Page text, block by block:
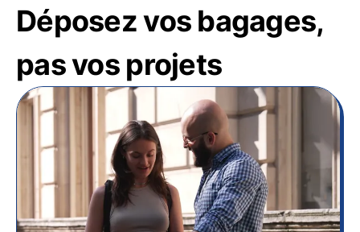
Déposez vos bagages,
pas vos projets